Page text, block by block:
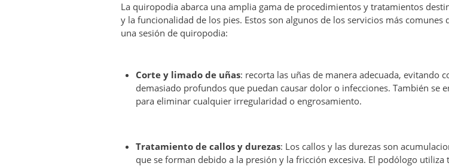
La quiropodia abarca una amplia gama de procedimientos y tratamientos
y la funcionalidad de los pies. Estos son algunos de los servicios más comunes
una sesión de quiropodia:
Corte y limado de uñas: recorta las uñas de manera adecuada, evitando
demasiado profundos que puedan causar dolor o infecciones. También se
para eliminar cualquier irregularidad o engrosamiento.
Tratamiento de callos y durezas: Los callos y las durezas son
que se forman debido a la presión y la fricción excesiva. El podólogo utiliza